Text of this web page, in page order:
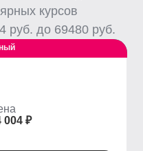
курсов
руб. до 69480 руб.
004 ₽